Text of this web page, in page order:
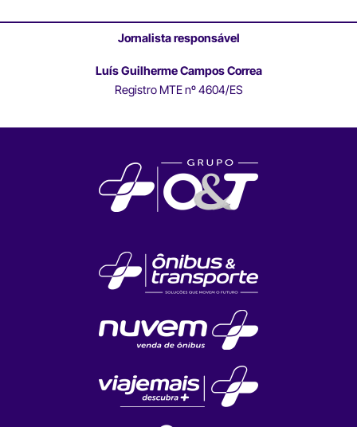
Jornalista responsável
Luís Guilherme Campos Correa
Registro MTE nº 4604/ES